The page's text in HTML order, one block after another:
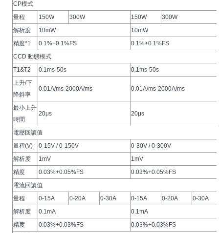
CP模式
量程
150W 300W 150W
300W
解析度
10mW
10mW
精度*1
0.1%+0.1%FS
0.1%+0.1%FS
CCD 動態模式
T1&T2
0.1ms-50s
0.1ms-50s
上升/下
降斜率
0.01A/ms-2000A/ms 0.01A/ms-2000A/ms
最小上升
時間
20μs 20μs
電壓回讀值
量程(V)
0-15V / 0-150V
0-30V / 0-300V
解析度
1mV
1mV
精度
0.03%+0.05%FS
0.03%+0.05%FS
電流回讀值
量程
0-15A 0-20A 0-30A 0-15A 0-20A
0-30A
解析度
0.1mA
0.1mA
精度
0.03%+0.03%FS
0.03%+0.03%FS